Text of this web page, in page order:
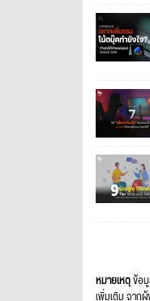
หมายเหตุข้อ